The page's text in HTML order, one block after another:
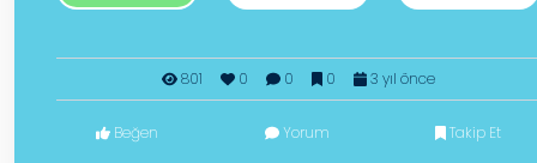
801 0 0 0 3 yıl önce
Beğen Yorum Takip Et